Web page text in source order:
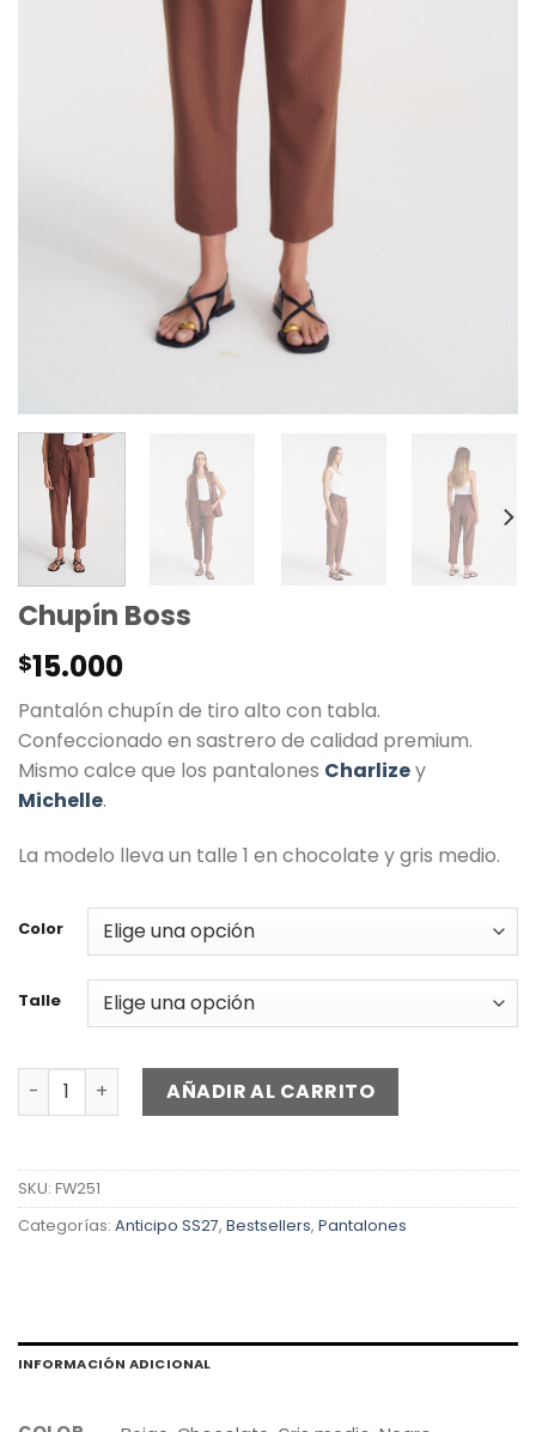
Chupín Boss
$15.000
Pantalón chupín de tiro alto con tabla.
Confeccionado en sastrero de calidad premium.
Mismo calce que los pantalones Charlizey
Michelle.
La modelo lleva un talle 1 en chocolate y gris medio.
Color
Talle
Chupín Boss cantidadAÑADIR AL CARRITO
SKU: FW251
Categorías: Anticipo SS27, Bestsellers, Pantalones
INFORMACIÓN ADICIONAL